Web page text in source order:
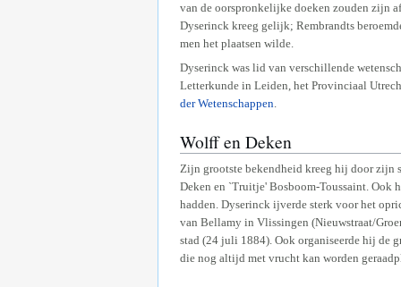
van de oorspronkelijke doeken zouden zijn
Dyserinck kreeg gelijk; Rembrandts
men het plaatsen wilde.
Dyserinck was lid van verschillende
Letterkunde in Leiden, het Provinciaal
der Wetenschappen
Wolff en Deken
Zijn grootste bekendheid kreeg hij door zijn
Deken en `Truitje' Bosboom-Toussaint. Ook
hadden. Dyserinck ijverde sterk voor het
van Bellamy in Vlissingen (Nieuwstraat/
stad (24 juli 1884). Ook organiseerde hij de
die nog altijd met vrucht kan worden